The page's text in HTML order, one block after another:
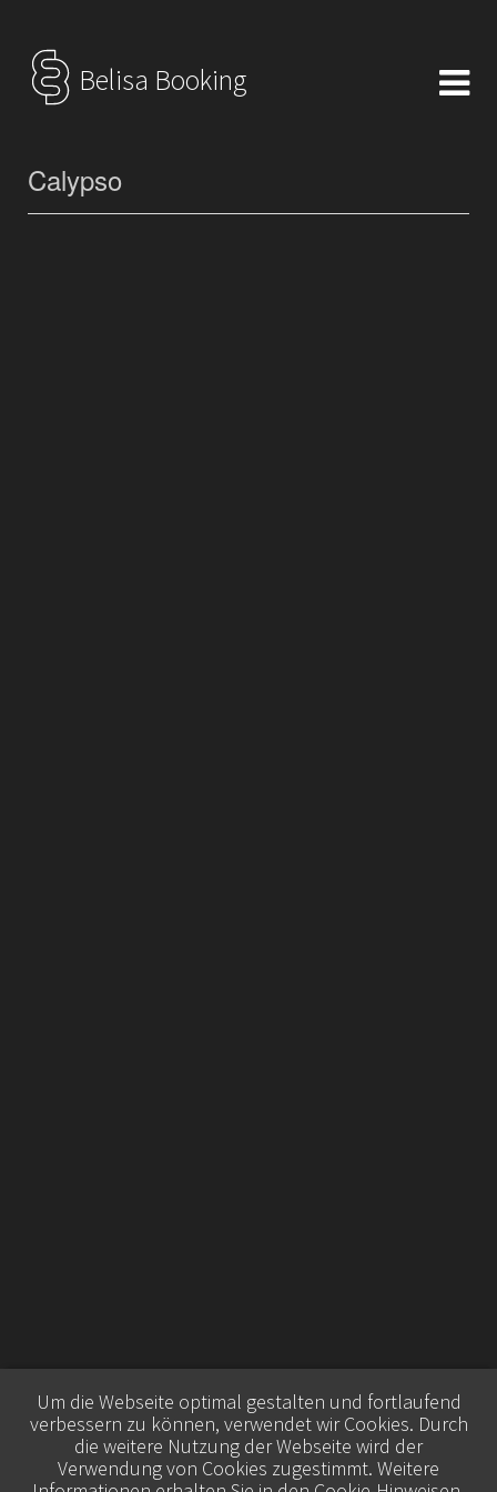
Belisa Booking
Calypso
Um die Webseite optimal gestalten und fortlaufend
verbessern zu können, verwendet wir Cookies. Durch
die weitere Nutzung der Webseite wird der
Verwendung von Cookies zugestimmt. Weitere